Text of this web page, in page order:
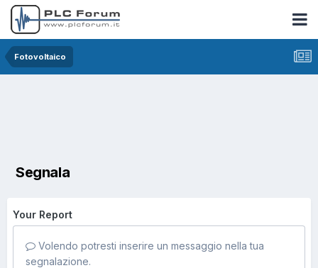
Fotovoltaico
Segnala
Your Report
Volendo potresti inserire un messaggio nella tua
segnalazione.